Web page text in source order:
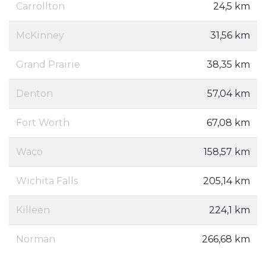
Carrollton 24,5 km
McKinney 31,56 km
Grand Prairie 38,35 km
Denton 57,04 km
Fort Worth 67,08 km
Waco 158,57 km
Wichita Falls 205,14 km
Killeen 224,1 km
Norman 266,68 km